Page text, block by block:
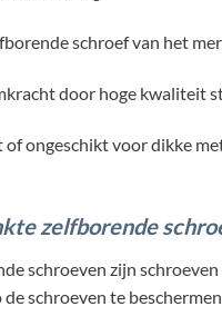
schroef van het
door hoge kwaliteit
ongeschikt voor dikke
zelfborende
schroeven zijn
de schroeven te